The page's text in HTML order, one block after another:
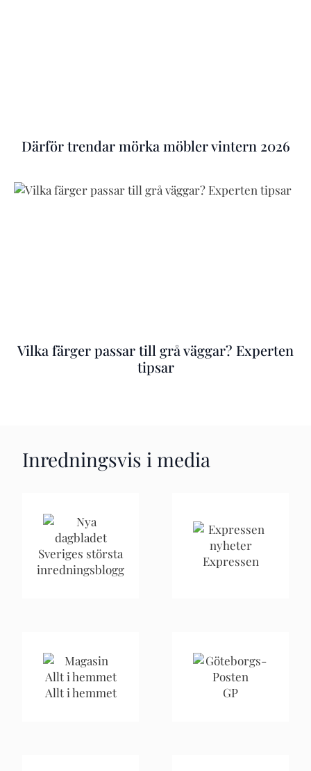
Därför trendar mörka möbler vintern 2026
Vilka färger passar till grå väggar? Experten
tipsar
Inredningsvis i media
Sveriges största
inredningsblogg
Expressen
Allt i hemmet GP